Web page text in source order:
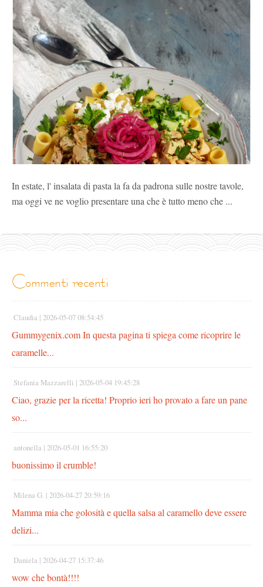
In estate, l' insalata di pasta la fa da padrona sulle nostre tavole,
ma oggi ve ne voglio presentare una che è tutto meno che ...
commenti recenti
Claudia | 2026-05-07 08:54:45
Gummygenix.com In questa pagina ti spiega come ricoprire le
caramelle...
Stefania Mazzarelli | 2026-05-04 19:45:28
Ciao, grazie per la ricetta! Proprio ieri ho provato a fare un pane
so...
antonella | 2026-05-01 16:55:20
buonissimo il crumble!
Milena G. | 2026-04-27 20:59:16
Mamma mia che golosità e quella salsa al caramello deve essere
delizi...
Daniela | 2026-04-27 15:37:46
wow che bontà!!!!